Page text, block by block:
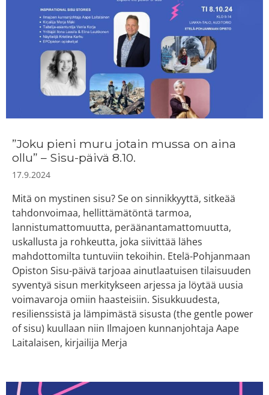
”Joku pieni muru jotain mussa on aina
ollu” – Sisu-päivä 8.10.
17.9.2024
Mitä on mystinen sisu? Se on sinnikkyyttä, sitkeää
tahdonvoimaa, hellittämätöntä tarmoa,
lannistumattomuutta, peräänantamattomuutta,
uskallusta ja rohkeutta, joka siivittää lähes
mahdottomilta tuntuviin tekoihin. Etelä-Pohjanmaan
Opiston Sisu-päivä tarjoaa ainutlaatuisen tilaisuuden
syventyä sisun merkitykseen arjessa ja löytää uusia
voimavaroja omiin haasteisiin. Sisukkuudesta,
resilienssistä ja lämpimästä sisusta (the gentle power
of sisu) kuullaan niin Ilmajoen kunnanjohtaja Aape
Laitalaisen, kirjailija Merja